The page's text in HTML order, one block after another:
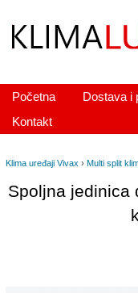
Početna Dostava i
Kontakt
Klima uređaji Vivax › Multi split
Spoljna jedinica